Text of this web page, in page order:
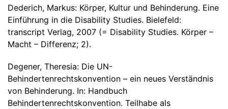
Dederich, Markus: Körper, Kultur und Behinderung. Eine
Einführung in die Disability Studies. Bielefeld:
transcript Verlag, 2007 (= Disability Studies. Körper –
Macht – Differenz; 2).
Degener, Theresia: Die UN-
Behindertenrechtskonvention – ein neues Verständnis
von Behinderung. In: Handbuch
Behindertenrechtskonvention. Teilhabe als